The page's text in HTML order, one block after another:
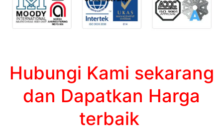
Hubungi Kami sekarang
dan Dapatkan Harga
terbaik